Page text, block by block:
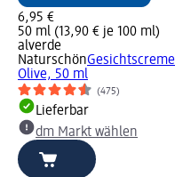
6,95 €
50 ml (13,90 € je 100 ml)
alverde
NaturschönGesichtscreme
Olive, 50 ml
(475)
Lieferbar
dm Markt wählen